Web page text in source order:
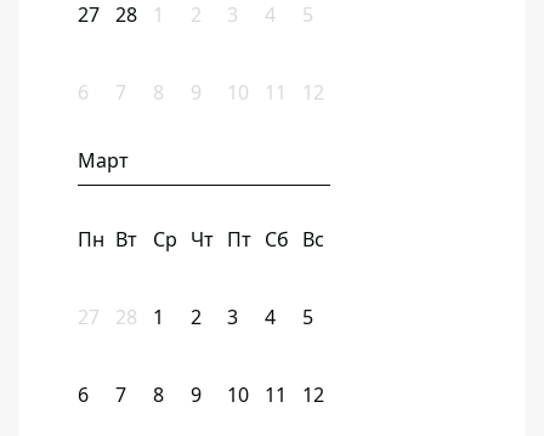
27 28 1 2 3 4 5
6 7 8 9 10 11 12
Март
Пн Вт Ср Чт Пт Сб Вс
27 28 1 2 3 4 5
6 7 8 9 10 11 12